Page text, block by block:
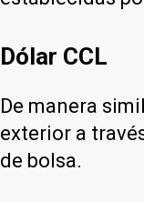
Dólar CCL
De manera
exterior a
de bolsa.